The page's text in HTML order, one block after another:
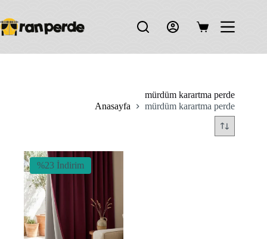
content
Shopping
mürdüm karartma perde
Anasayfa
mürdüm karartma perde
%23 İndirim